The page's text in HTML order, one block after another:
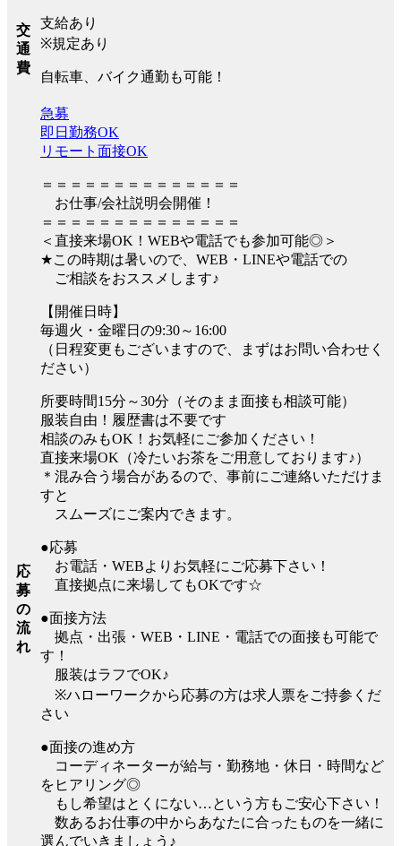
交
通
費
支給あり
※規定あり
自転車、バイク通勤も可能！
応
募
の
流
れ
急募
即日勤務OK
リモート面接OK
＝＝＝＝＝＝＝＝＝＝＝＝＝＝
お仕事/会社説明会開催！
＝＝＝＝＝＝＝＝＝＝＝＝＝＝
＜直接来場OK！WEBや電話でも参加可能◎＞
★この時期は暑いので、WEB・LINEや電話での
ご相談をおススメします♪
【開催日時】
毎週火・金曜日の9:30～16:00
（日程変更もございますので、まずはお問い合わせく
ださい）
所要時間15分～30分（そのまま面接も相談可能）
服装自由！履歴書は不要です
相談のみもOK！お気軽にご参加ください！
直接来場OK（冷たいお茶をご用意しております♪）
＊混み合う場合があるので、事前にご連絡いただけま
すと
スムーズにご案内できます。
●応募
お電話・WEBよりお気軽にご応募下さい！
直接拠点に来場してもOKです☆
●面接方法
拠点・出張・WEB・LINE・電話での面接も可能で
す！
服装はラフでOK♪
※ハローワークから応募の方は求人票をご持参くだ
さい
●面接の進め方
コーディネーターが給与・勤務地・休日・時間など
をヒアリング◎
もし希望はとくにない…という方もご安心下さい！
数あるお仕事の中からあなたに合ったものを一緒に
選んでいきましょう♪